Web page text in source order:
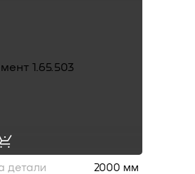
детали
2000 мм